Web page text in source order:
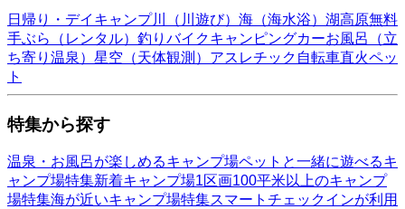
日帰り・デイキャンプ川（川遊び） 海（海水浴） 湖高原無料
手ぶら（レンタル） 釣り バイクキャンピングカーお風呂（立
ち寄り温泉） 星空（天体観測） アスレチック 自転車直火ペッ
ト
特集から探す
温泉・お風呂が楽しめるキャンプ場ペットと一緒に遊べるキ
ャンプ場特集新着キャンプ場1区画100平米以上のキャンプ
場特集海が近いキャンプ場特集スマートチェックインが利用